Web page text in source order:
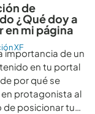
de
¿Qué doy a
en mi página
XF
importancia de un
en tu portal
por qué se
protagonista al
de posicionar tu…